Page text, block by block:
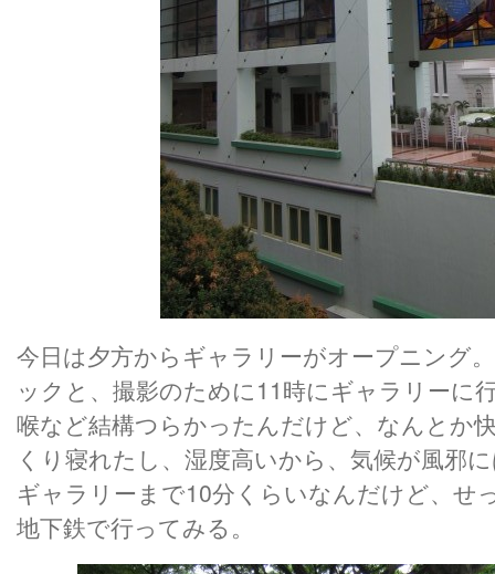
今日は夕方からギャラリーがオープニング
ックと、撮影のために11時にギャラリーに
喉など結構つらかったんだけど、なんとか
くり寝れたし、湿度高いから、気候が風邪
ギャラリーまで10分くらいなんだけど、せ
地下鉄で行ってみる。